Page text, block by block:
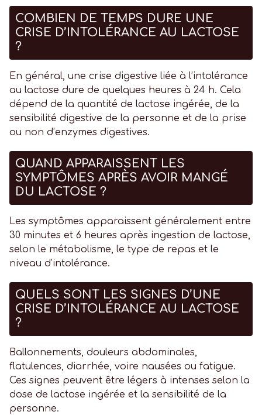
COMBIEN DE TEMPS DURE UNE
CRISE D’INTOLÉRANCE AU LACTOSE
?
En général, une crise digestive liée à l’intolérance
au lactose dure de quelques heures à 24 h. Cela
dépend de la quantité de lactose ingérée, de la
sensibilité digestive de la personne et de la prise
ou non d’enzymes digestives.
QUAND APPARAISSENT LES
SYMPTÔMES APRÈS AVOIR MANGÉ
DU LACTOSE ?
Les symptômes apparaissent généralement entre
30 minutes et 6 heures après ingestion de lactose,
selon le métabolisme, le type de repas et le
niveau d’intolérance.
QUELS SONT LES SIGNES D’UNE
CRISE D’INTOLÉRANCE AU LACTOSE
?
Ballonnements, douleurs abdominales,
flatulences, diarrhée, voire nausées ou fatigue.
Ces signes peuvent être légers à intenses selon la
dose de lactose ingérée et la sensibilité de la
personne.